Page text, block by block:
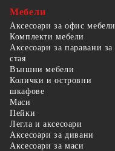
Мебели
Аксесоари за офис мебели
Комплекти мебели
Аксесоари за паравани за
стая
Външни мебели
Колички и островни
шкафове
Маси
Пейки
Легла и аксесоари
Аксесоари за дивани
Аксесоари за маси